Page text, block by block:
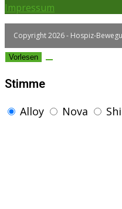
Impressum
Copyright 2026 - Hospiz-
Vorlesen
Stimme
Alloy
Nova